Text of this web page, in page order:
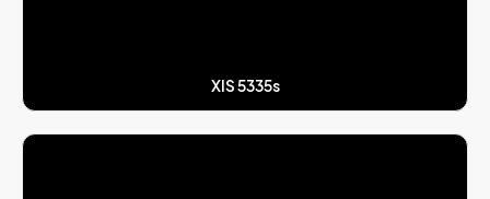
XIS 5335s